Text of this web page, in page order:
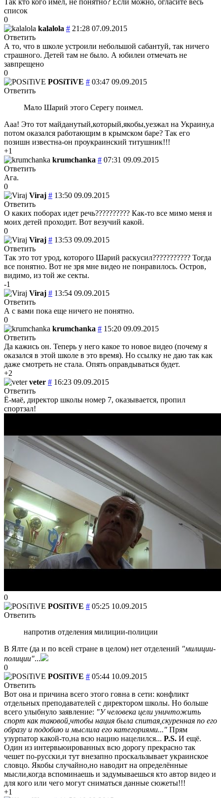
список
0
kalalola # 21:28 07.09.2015
Ответить
А то, что в школе устроили небольшой сабантуй, так ничего
страшного. Детей там не было. А юбилеи отмечать не
завпрещено
0
POSiTiVE # 03:47 09.09.2015
Ответить
Мало Шарий этого Серегу поимел.
Ааа! Это тот майданутый,который,якобы,уезжал на Украину,а
потом оказался работающим в крымском баре? Так его
позишн известна-он проукраинский титушник!!!
+1
krumchanka # 07:31 09.09.2015
Ответить
Ага.
0
Viraj # 13:50 09.09.2015
Ответить
О каких поборах идет речь?????????? Как-то все мимо меня и
моих детей проходит. Вот везучий какой.
0
Viraj # 13:53 09.09.2015
Ответить
Так это тот урод, которого Шарий раскусил??????????? Тогда
все понятно. Вот не зря мне видео не понравилось. Остров,
видимо, из той же секты.
-1
Viraj # 13:54 09.09.2015
Ответить
А с вами пока еще ничего не понятно.
0
krumchanka # 15:20 09.09.2015
Ответить
Да кажись он. Теперь у него какое то новое видео (почему я
оказался в этой школе в это время). Но ссылку не даю так как
даже смотреть не стала. Опять оправдываться будет.
+2
veter # 16:23 09.09.2015
Ответить
Ё-маё, директор школы номер 7, оказывается, пропил
спортзал!
0
POSiTiVE # 05:25 10.09.2015
Ответить
напротив отделения милиции-полиции
В Ялте (да и по всей стране в целом) нет отделений "милиции-
полиции"...
0
POSiTiVE # 05:44 10.09.2015
Ответить
Вот она и причина всего этого говна в сети: конфликт
отдельных преподавателей с директором школы. Но больше
всего улыбнуло заявление: "У человека цели уничтожить
спорт как таковой,чтобы нация была спитая,скуренная по его
образу и подобию и мыслила его категориями..." Прям
узурпатор какой-то,на всю нацию нацелился... P.S. И ещё.
Один из интервьюированных всю дорогу прекрасно так
чешет по-русски,и тут внезапно проскальзывает украинское
словцо. Якобы случайно,но наводит на определённые
мысли,когда вспоминаешь и задумываешься кто автор видео и
для кого или чего могут сниматься данные сюжеты!!!
+1